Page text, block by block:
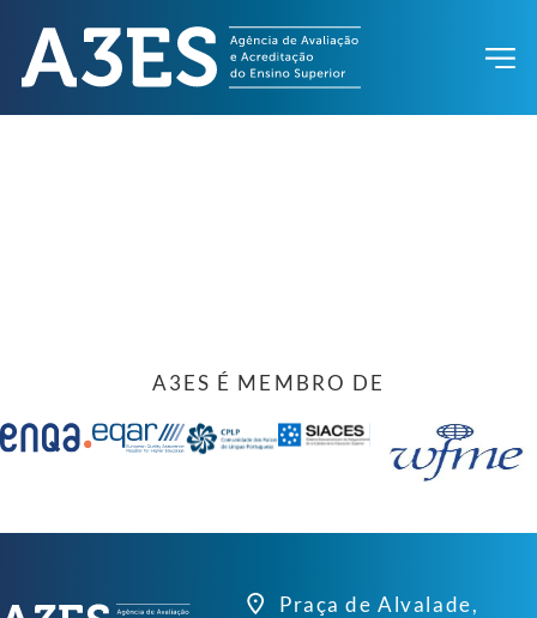
A3ES É MEMBRO DE
Praça de Alvalade,